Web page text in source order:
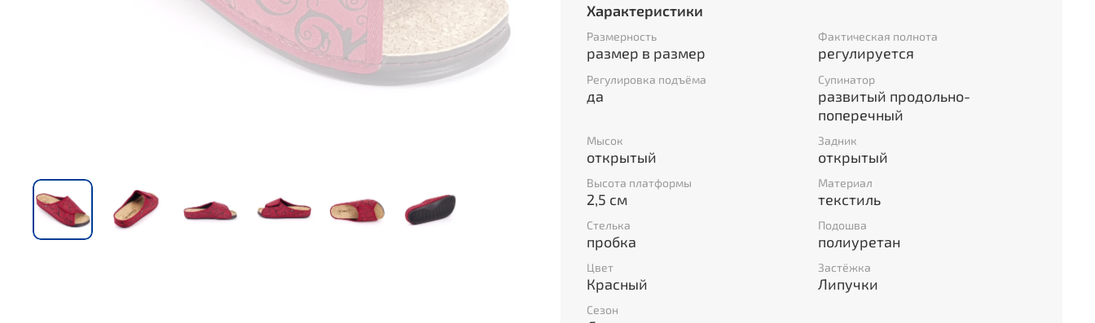
Характеристики
Размерность
размер в размер
Фактическая полнота
регулируется
Регулировка подъёма
да
Супинатор
развитый продольно-
поперечный
Мысок
открытый
Задник
открытый
Высота платформы
2,5 см
Материал
текстиль
Стелька
пробка
Подошва
полиуретан
Цвет
Красный
Застёжка
Липучки
Сезон